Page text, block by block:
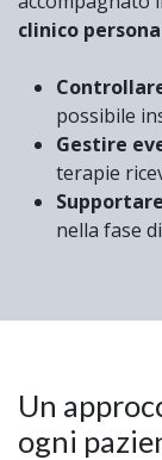
clinico
possibile
Gestire
terapie
nella fase
Un
ogni